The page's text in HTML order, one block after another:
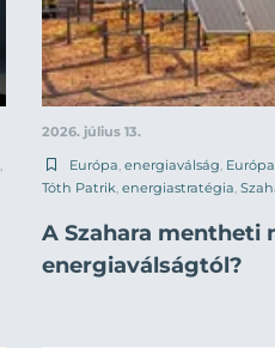
,
2026. július 13.
Európa, energiaválság,
Tóth Patrik, energiastratégia,
A Szahara mentheti
energiaválságtól?